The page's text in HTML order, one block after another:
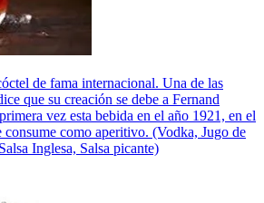
de fama internacional. Una de las
que su creación se debe a Fernand
vez esta bebida en el año 1921, en el
consume como aperitivo. (Vodka, Jugo de
Inglesa, Salsa picante)